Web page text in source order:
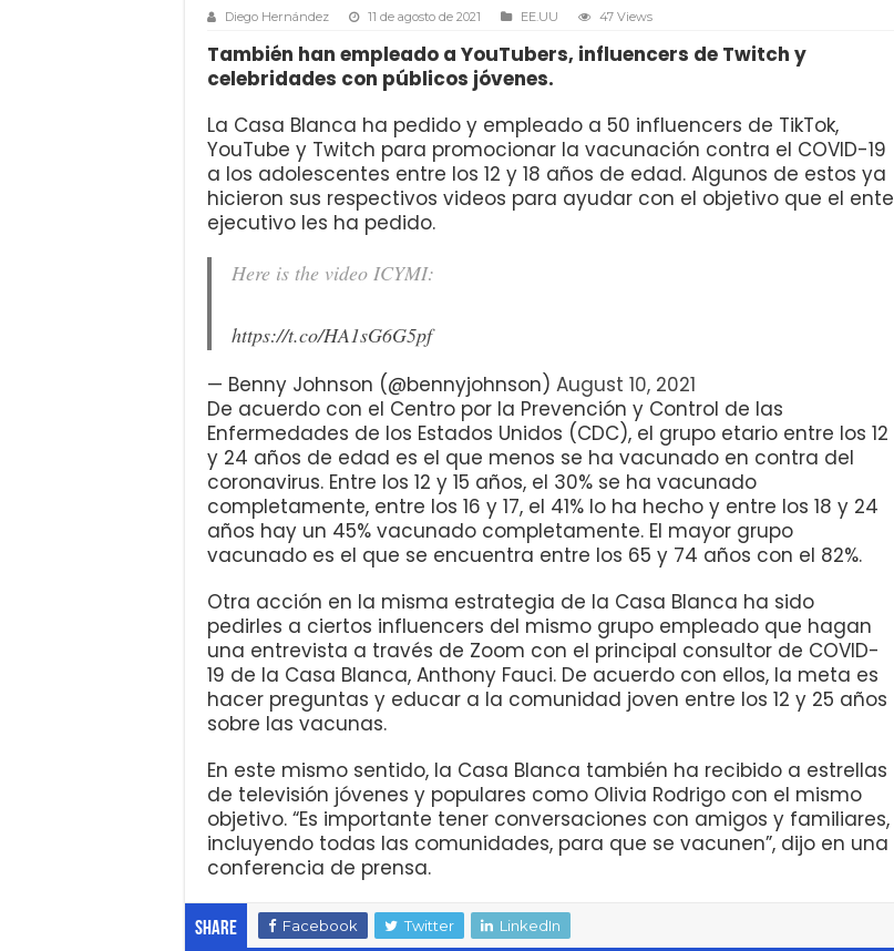
Diego Hernández 11 de agosto de 2021 EE.UU 47 Views
También han empleado a YouTubers, influencers de Twitch y
celebridades con públicos jóvenes.
La Casa Blanca ha pedido y empleado a 50 influencers de TikTok,
YouTube y Twitch para promocionar la vacunación contra el COVID-19
a los adolescentes entre los 12 y 18 años de edad. Algunos de estos ya
hicieron sus respectivos videos para ayudar con el objetivo que el ente
ejecutivo les ha pedido.
Here is the video ICYMI:
https://t.co/HA1sG6G5pf
— Benny Johnson (@bennyjohnson) August 10, 2021
De acuerdo con el Centro por la Prevención y Control de las
Enfermedades de los Estados Unidos (CDC), el grupo etario entre los 12
y 24 años de edad es el que menos se ha vacunado en contra del
coronavirus. Entre los 12 y 15 años, el 30% se ha vacunado
completamente, entre los 16 y 17, el 41% lo ha hecho y entre los 18 y 24
años hay un 45% vacunado completamente. El mayor grupo
vacunado es el que se encuentra entre los 65 y 74 años con el 82%.
Otra acción en la misma estrategia de la Casa Blanca ha sido
pedirles a ciertos influencers del mismo grupo empleado que hagan
una entrevista a través de Zoom con el principal consultor de COVID-
19 de la Casa Blanca, Anthony Fauci. De acuerdo con ellos, la meta es
hacer preguntas y educar a la comunidad joven entre los 12 y 25 años
sobre las vacunas.
En este mismo sentido, la Casa Blanca también ha recibido a estrellas
de televisión jóvenes y populares como Olivia Rodrigo con el mismo
objetivo. “Es importante tener conversaciones con amigos y familiares,
incluyendo todas las comunidades, para que se vacunen”, dijo en una
conferencia de prensa.
Share Facebook Twitter LinkedIn